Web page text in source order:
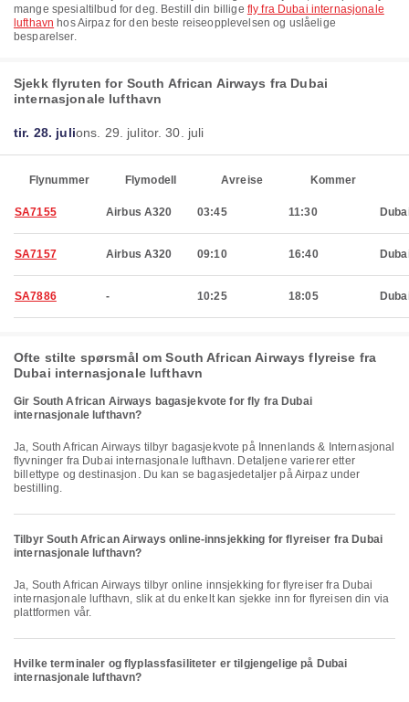
mange spesialtilbud for deg. Bestill din billige fly fra Dubai internasjonale
lufthavn hos Airpaz for den beste reiseopplevelsen og uslåelige
besparelser.
Sjekk flyruten for South African Airways fra Dubai
internasjonale lufthavn
tir. 28. julions. 29. julitor. 30. juli
Flynummer Flymodell Avreise Kommer
SA7155 Airbus A320 03:45 11:30
SA7157 Airbus A320 09:10 16:40
SA7886 - 10:25 18:05
Ofte stilte spørsmål om South African Airways flyreise fra
Dubai internasjonale lufthavn
Gir South African Airways bagasjekvote for fly fra Dubai
internasjonale lufthavn?
Ja, South African Airways tilbyr bagasjekvote på Innenlands & Internasjonal
flyvninger fra Dubai internasjonale lufthavn. Detaljene varierer etter
billettype og destinasjon. Du kan se bagasjedetaljer på Airpaz under
bestilling.
Tilbyr South African Airways online-innsjekking for flyreiser fra Dubai
internasjonale lufthavn?
Ja, South African Airways tilbyr online innsjekking for flyreiser fra Dubai
internasjonale lufthavn, slik at du enkelt kan sjekke inn for flyreisen din via
plattformen vår.
Hvilke terminaler og flyplassfasiliteter er tilgjengelige på Dubai
internasjonale lufthavn?